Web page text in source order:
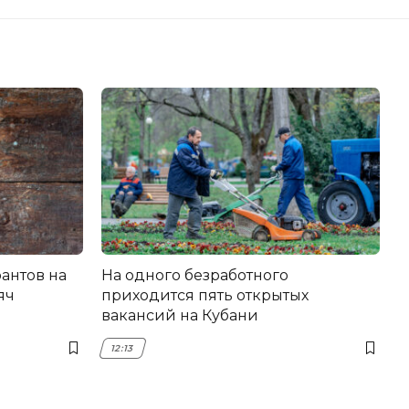
на
На одного безработного
приходится пять открытых
вакансий на Кубани
12:13